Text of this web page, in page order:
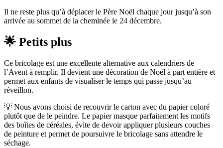
Il ne reste plus qu’à déplacer le Père Noël chaque jour jusqu’à son
arrivée au sommet de la cheminée le 24 décembre.
🌟 Petits plus
Ce bricolage est une excellente alternative aux calendriers de
l’Avent à remplir. Il devient une décoration de Noël à part entière et
permet aux enfants de visualiser le temps qui passe jusqu’au
réveillon.
💡 Nous avons choisi de recouvrir le carton avec du papier coloré
plutôt que de le peindre. Le papier masque parfaitement les motifs
des boîtes de céréales, évite de devoir appliquer plusieurs couches
de peinture et permet de poursuivre le bricolage sans attendre le
séchage.